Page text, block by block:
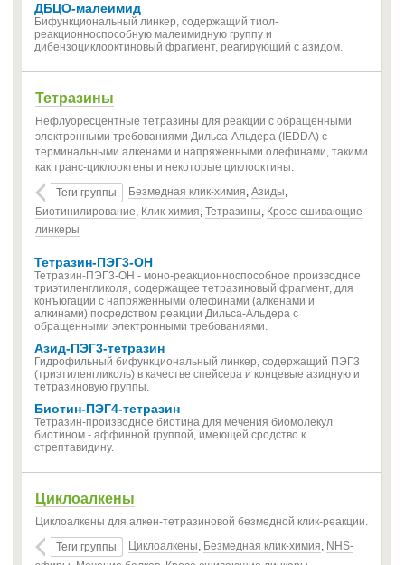
ДБЦО-малеимид
Бифункциональный линкер, содержащий тиол-
реакционноспособную малеимидную группу и
дибензоциклооктиновый фрагмент, реагирующий с азидом.
Тетразины
Нефлуоресцентные тетразины для реакции с обращенными
электронными требованиями Дильса-Альдера (IEDDA) с
терминальными алкенами и напряженными олефинами, такими
как транс-циклооктены и некоторые циклооктины.
Теги группы
Безмедная клик-химия, Азиды,
Биотинилирование, Клик-химия, Тетразины, Кросс-сшивающие
линкеры
Тетразин-ПЭГ3-OH
Тетразин-ПЭГ3-OH - моно-реакционноспособное производное
триэтиленгликоля, содержащее тетразиновый фрагмент, для
конъюгации с напряженными олефинами (алкенами и
алкинами) посредством реакции Дильса-Альдера с
обращенными электронными требованиями.
Азид-ПЭГ3-тетразин
Гидрофильный бифункциональный линкер, содержащий ПЭГ3
(триэтиленгликоль) в качестве спейсера и концевые азидную и
тетразиновую группы.
Биотин-ПЭГ4-тетразин
Тетразин-производное биотина для мечения биомолекул
биотином - аффинной группой, имеющей сродство к
стрептавидину.
Циклоалкены
Циклоалкены для алкен-тетразиновой безмедной клик-реакции.
Теги группы
Циклоалкены, Безмедная клик-химия, NHS-